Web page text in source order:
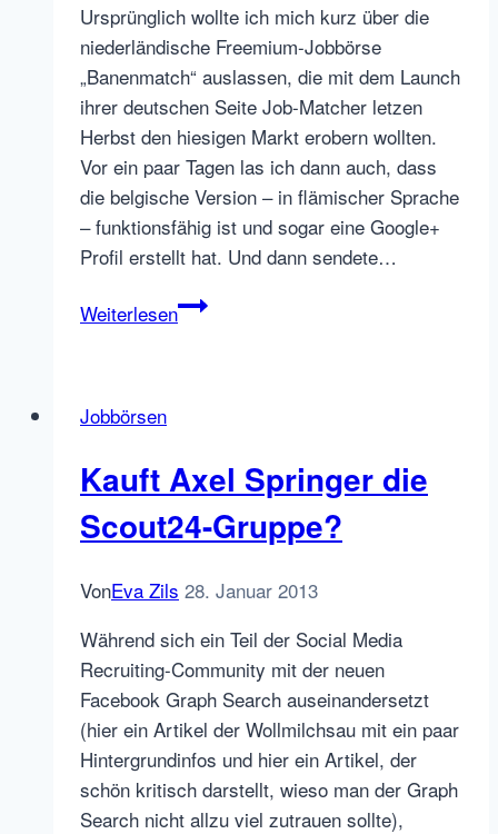
Ursprünglich wollte ich mich kurz über die
niederländische Freemium-Jobbörse
„Banenmatch“ auslassen, die mit dem Launch
ihrer deutschen Seite Job-Matcher letzen
Herbst den hiesigen Markt erobern wollten.
Vor ein paar Tagen las ich dann auch, dass
die belgische Version – in flämischer Sprache
– funktionsfähig ist und sogar eine Google+
Profil erstellt hat. Und dann sendete…
WeiterlesenChinaHR
Jobbörsen
Kauft Axel Springer die
Scout24-Gruppe?
VonEva Zils 28. Januar 2013
Während sich ein Teil der Social Media
Recruiting-Community mit der neuen
Facebook Graph Search auseinandersetzt
(hier ein Artikel der Wollmilchsau mit ein paar
Hintergrundinfos und hier ein Artikel, der
schön kritisch darstellt, wieso man der Graph
Search nicht allzu viel zutrauen sollte),